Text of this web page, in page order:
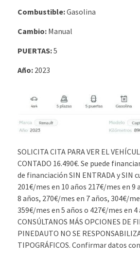
Combustible:Gasolina
Cambio: Manual
PUERTAS:5
Año: 2023
SOLICITA CITA PARA VER EL
CONTADO 16.490€. Se puede
de financiación SIN ENTRADA y SIN
201€/mes en 10 años 217€/mes en 9
8 años, 270€/mes en 7 años, 304€/
359€/mes en 5 años o 427€/mes en 4
CONSÚLTANOS MÁS OPCIONES DE
PINEDAUTO NO SE
TIPOGRÁFICOS. Confirmar datos